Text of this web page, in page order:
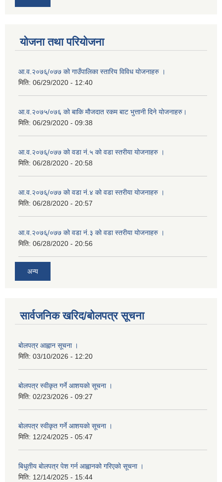
योजना तथा परियोजना
आ.व.२०७६्/०७७ को गाउँपालिका स्तारिय विविध योजनाहरु ।
मिति: 06/29/2020 - 12:40
आ.व.२०७५/०७६ को बाकि मौजदात रकम बाट भुत्तानी दिने योजनाहरु।
मिति: 06/29/2020 - 09:38
आ.व.२०७६्/०७७ को वडा नं.५ को वडा स्तरीया योजनाहरु ।
मिति: 06/28/2020 - 20:58
आ.व.२०७६्/०७७ को वडा नं.४ को वडा स्तरीया योजनाहरु ।
मिति: 06/28/2020 - 20:57
आ.व.२०७६्/०७७ को वडा नं.३ को वडा स्तरीया योजनाहरु ।
मिति: 06/28/2020 - 20:56
अन्य
सार्वजनिक खरिद/बोलपत्र सूचना
बाेलपत्र आह्वान सूचना ।
मिति: 03/10/2026 - 12:20
बाेलपत्र स्वीकृत गर्ने आशयकाे सूचना ।
मिति: 02/23/2026 - 09:27
बाेलपत्र स्वीकृत गर्ने आशयकाे सूचना ।
मिति: 12/24/2025 - 05:47
बिधुतीय बाेलपत्र पेश गर्न आह्वानको गरिएकाे सूचना ।
मिति: 12/14/2025 - 15:44